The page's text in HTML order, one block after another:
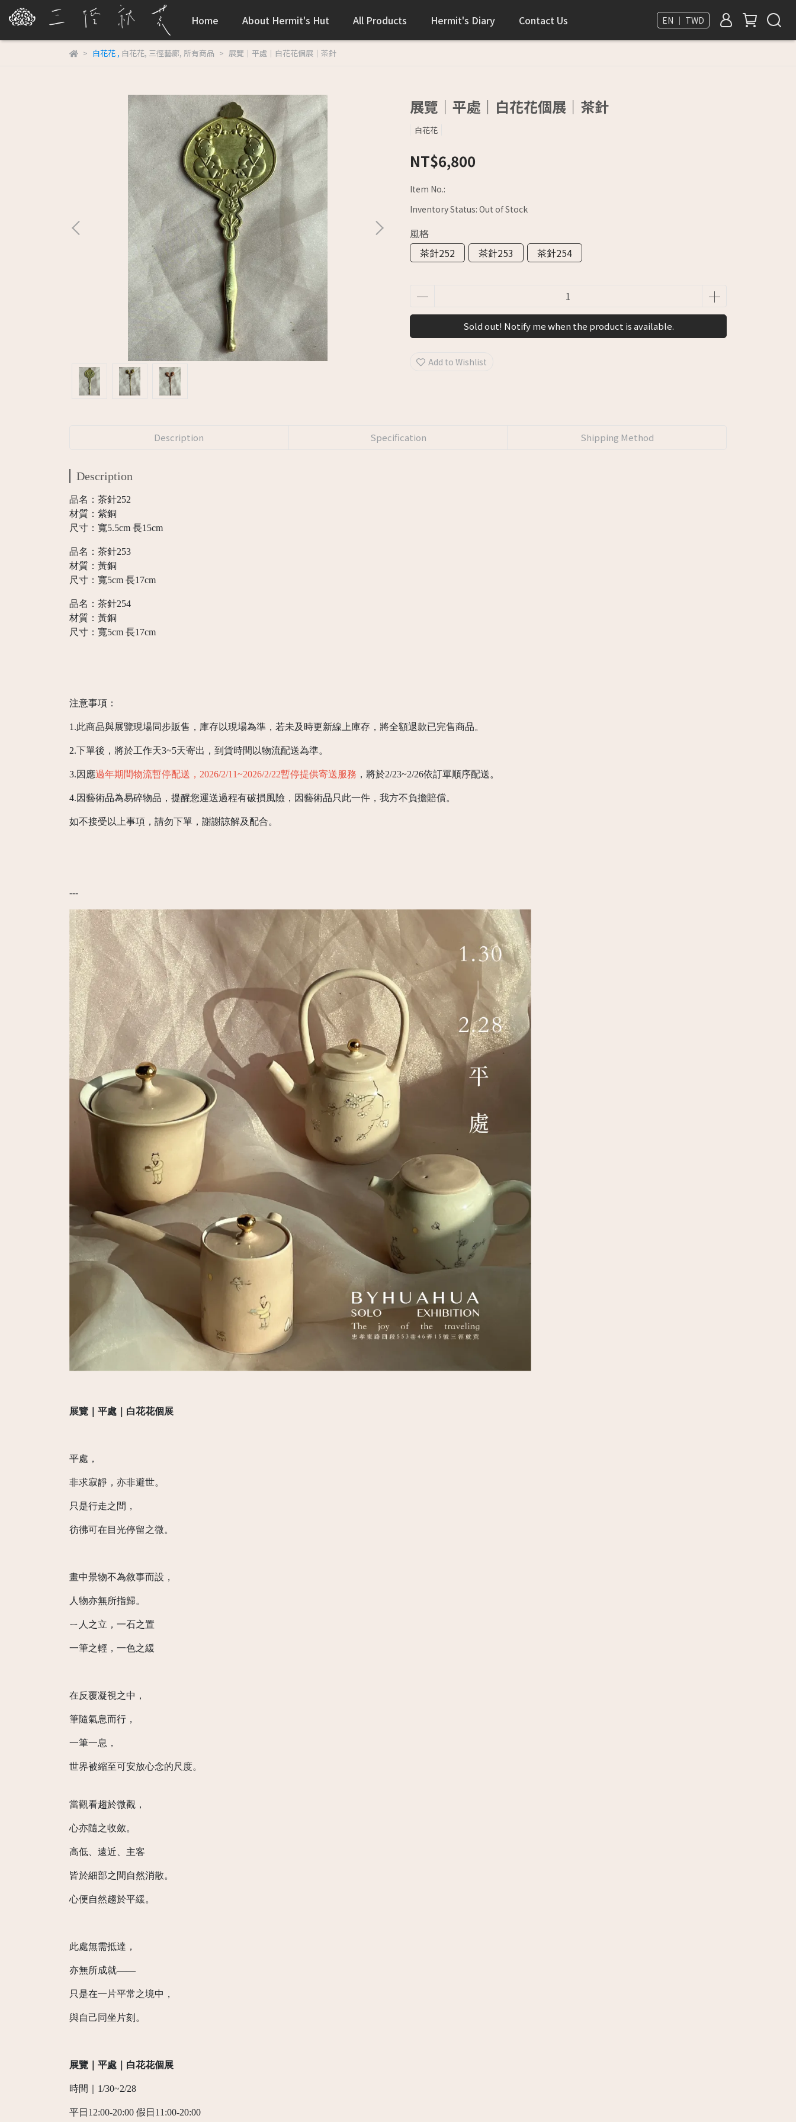
Home About Hermit's Hut All Products Hermit's Diary Contact Us EN ｜ TWD
白花花, 白花花, 三徑藝廊, 所有商品 展覽｜平處｜白花花個展｜茶針
展覽｜平處｜白花花個展｜茶針
白花花
NT$6,800
Item No.:
Inventory Status: Out of Stock
風格
茶針252
茶針253 茶針254
Sold out! Notify me when the product is available.
Add to Wishlist
Description Specification Shipping Method
Description
品名：茶針252
材質：紫銅
尺寸：寬5.5cm 長15cm
品名：茶針253
材質：黃銅
尺寸：寬5cm 長17cm
品名：茶針254
材質：黃銅
尺寸：寬5cm 長17cm
注意事項：
1.此商品與展覽現場同步販售，庫存以現場為準，若未及時更新線上庫存，將全額退款已完售商品。
2.下單後，將於工作天3~5天寄出，到貨時間以物流配送為準。
3.因應過年期間物流暫停配送，2026/2/11~2026/2/22暫停提供寄送服務 ，將於2/23~2/26依訂單順序配送。
4.因藝術品為易碎物品，提醒您運送過程有破損風險，因藝術品只此一件，我方不負擔賠償。
如不接受以上事項，請勿下單，謝謝諒解及配合。
---
展覽｜平處｜白花花個展
平處，
非求寂靜，亦非避世。
只是行走之間，
彷彿可在目光停留之微。
畫中景物不為敘事而設，
人物亦無所指歸。
ㄧ人之立，一石之置
一筆之輕，一色之緩
在反覆凝視之中，
筆隨氣息而行，
一筆一息，
世界被縮至可安放心念的尺度。
當觀看趨於微觀，
心亦隨之收斂。
高低、遠近、主客
皆於細部之間自然消散。
心便自然趨於平緩。
此處無需抵達，
亦無所成就——
只是在一片平常之境中，
與自己同坐片刻。
展覽｜平處｜白花花個展
時間｜1/30~2/28
平日12:00-20:00 假日11:00-20:00